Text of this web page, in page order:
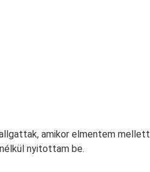
amikor elmentem
nyitottam be.